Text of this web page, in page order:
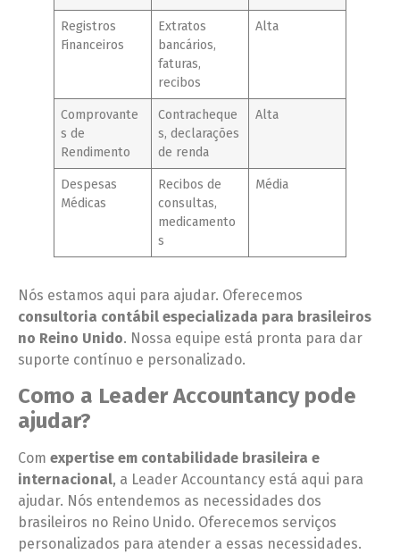
Registros
Financeiros
Extratos
bancários,
faturas,
recibos
Alta
Comprovante
s de
Rendimento
Contracheque
s, declarações
de renda
Alta
Despesas
Médicas
Recibos de
consultas,
medicamento
s
Média
Nós estamos aqui para ajudar. Oferecemos
consultoria contábil especializada para brasileiros
no Reino Unido. Nossa equipe está pronta para dar
suporte contínuo e personalizado.
Como a Leader Accountancy pode
ajudar?
Com expertise em contabilidade brasileira e
internacional, a Leader Accountancy está aqui para
ajudar. Nós entendemos as necessidades dos
brasileiros no Reino Unido. Oferecemos serviços
personalizados para atender a essas necessidades.